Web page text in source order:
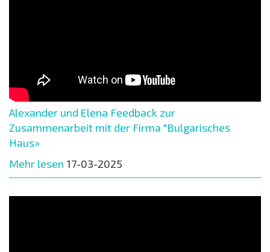
Alexander und Elena Feedback zur
Zusammenarbeit mit der Firma "Bulgarisches
Haus»
Mehr lesen 17-03-2025